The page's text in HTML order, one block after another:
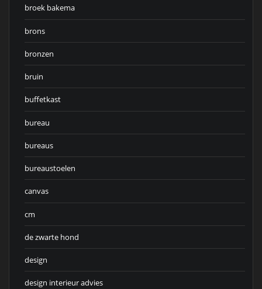
broek bakema
brons
bronzen
bruin
buffetkast
bureau
bureaus
bureaustoelen
canvas
cm
de zwarte hond
design
design interieur advies